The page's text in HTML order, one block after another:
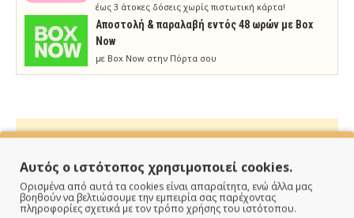
έως 3 άτοκες δόσεις χωρίς πιστωτική κάρτα!
Aποστολή & παραλαβή εντός 48 ωρών με Box
Now
με Box Now στην Πόρτα σου
ΠΑΡΑΔΙΔΟΥΜΕ ΓΡΗΓΟΡΑ
Άμεση αποστολή της παραγγελίας σου σε 1 - 2 εργάσιμες
Αυτός ο ιστότοπος χρησιμοποιεί cookies.
Ορισμένα από αυτά τα cookies είναι απαραίτητα, ενώ άλλα μας
βοηθούν να βελτιώσουμε την εμπειρία σας παρέχοντας
πληροφορίες σχετικά με τον τρόπο χρήσης του ιστότοπου.